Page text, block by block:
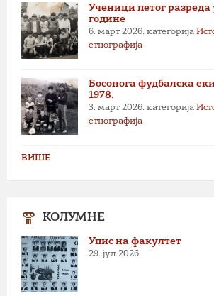
Ученици петог разреда
године
6. март 2026. категорија
етнографија
Босонога фудбалска
1978.
3. март 2026. категорија
етнографија
ВИШЕ
КОЛУМНЕ
Упис на факултет
29. јул 2026.